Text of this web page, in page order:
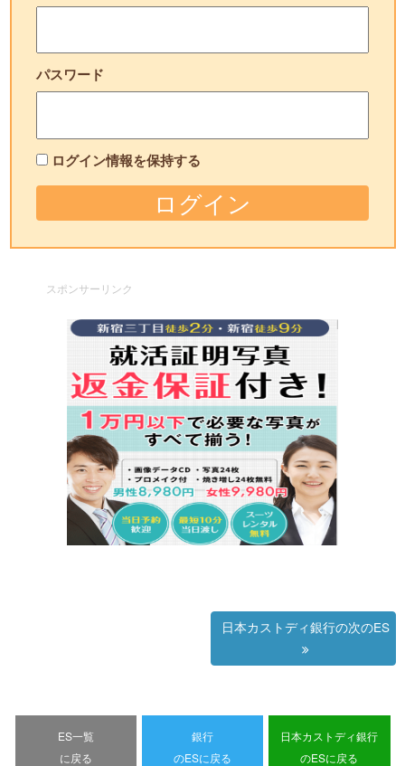
パスワード
ログイン情報を保持する
スポンサーリンク
日本カストディ銀行の次のES
ES一覧
に戻る
銀行
のESに戻る
日本カストディ銀行
のESに戻る